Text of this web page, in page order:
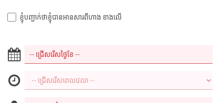
ខ្ញុំបញ្ជាក់ថាខ្ញុំបានអានសារពីហាង ខាងលើ